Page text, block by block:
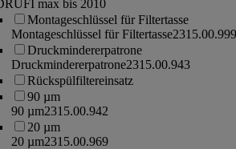
DRUFI max bis 2010
Montageschlüssel für Filtertasse
Montageschlüssel für Filtertasse2315.00.999
Druckmindererpatrone
Druckmindererpatrone2315.00.943
Rückspülfiltereinsatz
90 µm
90 µm2315.00.942
20 µm
20 µm2315.00.969